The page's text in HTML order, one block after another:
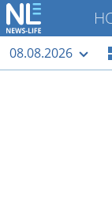
08.08.2026